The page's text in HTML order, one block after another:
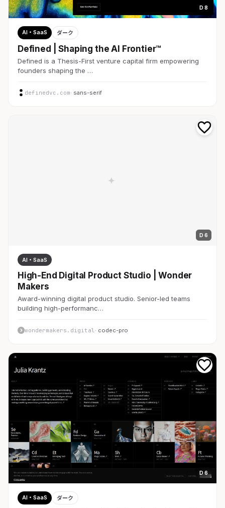
D 8
AI・SaaS ダーク
Defined | Shaping the AI Frontier™
Defined is a Thesis-First venture capital firm empowering
founders shaping the …
definedvc.com· sans-serif
D 6
AI・SaaS
High-End Digital Product Studio | Wonder
Makers
Award-winning digital product studio. Senior-led teams
building high-performanc…
wondermakers.digital · codec-pro
D 6
AI・SaaS ダーク